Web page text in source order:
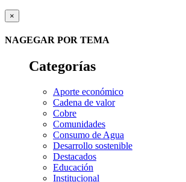
×
NAGEGAR POR TEMA
Categorías
Aporte económico
Cadena de valor
Cobre
Comunidades
Consumo de Agua
Desarrollo sostenible
Destacados
Educación
Institucional